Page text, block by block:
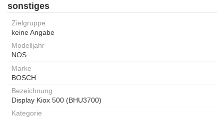
sonstiges
Zielgruppe
keine Angabe
Modelljahr
NOS
Marke
BOSCH
Bezeichnung
Display Kiox 500 (BHU3700)
Kategorie